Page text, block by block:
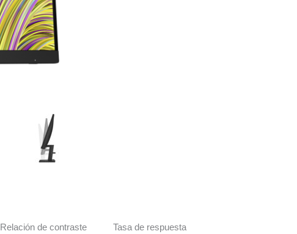
Relación de contraste
Tasa de respuesta